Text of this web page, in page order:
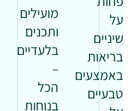
על
שיניים
בריאות
באמצעים
טבעיים
מועילים
ותכנים
בלעדיים
–
הכל
בנוחות